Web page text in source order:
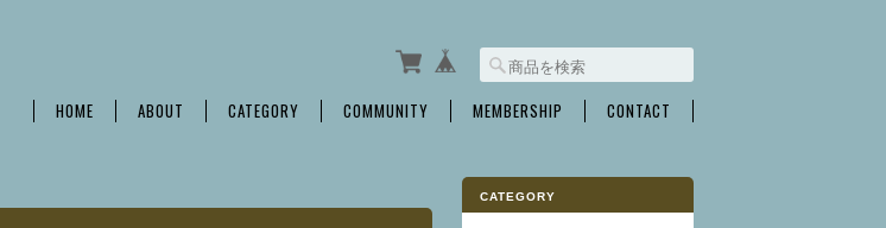
HOME ABOUT CATEGORY COMMUNITY MEMBERSHIP CONTACT
CATEGORY